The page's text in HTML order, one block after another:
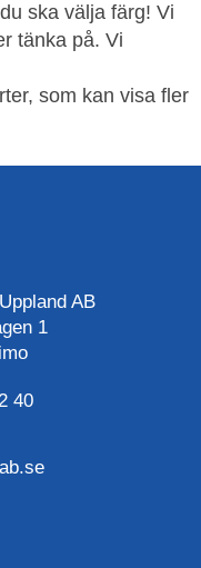
ska välja färg! Vi
tänka på. Vi
som kan visa fler
AB
1
40